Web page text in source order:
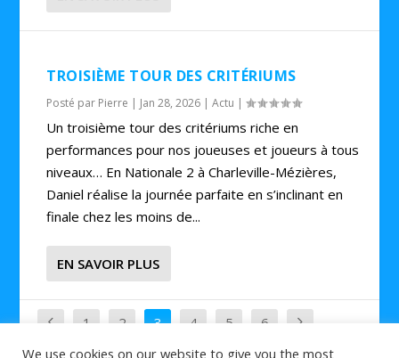
TROISIÈME TOUR DES CRITÉRIUMS
Posté par Pierre | Jan 28, 2026 |Actu |
Un troisième tour des critériums riche en
performances pour nos joueuses et joueurs à tous
niveaux… En Nationale 2 à Charleville-Mézières,
Daniel réalise la journée parfaite en s’inclinant en
finale chez les moins de...
EN SAVOIR PLUS
1 2 3 4 5
6
We use cookies on our website to give you the most